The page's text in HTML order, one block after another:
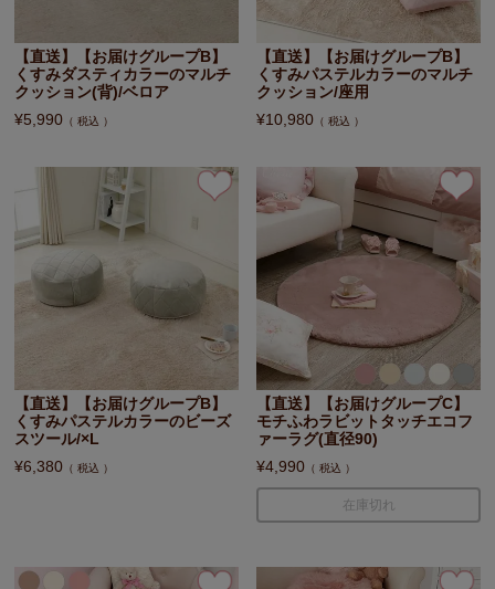
【直送】【お届けグループB】
くすみダスティカラーのマルチ
クッション(背)/ベロア
¥5,990 税込
【直送】【お届けグループB】
くすみパステルカラーのマルチ
クッション/座用
¥10,980 税込
【直送】【お届けグループB】
くすみパステルカラーのビーズ
スツール/×L
¥6,380 税込
【直送】【お届けグループC】
モチふわラビットタッチエコフ
ァーラグ(直径90)
¥4,990 税込
在庫切れ